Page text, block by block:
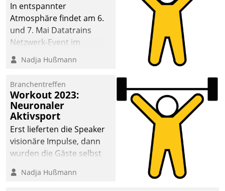
In entspannter
Atmosphäre findet am 6.
und 7. Mai Datatrains
Netzwerk-Event im
Kunden- und Partnerkreis
statt. Zentrale Frage: Wie
Mammutprojekte
meistern und Workloads
wuppen – bei zunehmend
anspruchsvollen
Aufgaben und
abnehmendem
Nadja Hußmann
Branchentreffen
Workout 2023:
Neuronaler
Aktivsport
Erst lieferten die Speaker
visionäre Impulse, dann
wurden die Gäste selbst
methodisch
Nadja Hußmann